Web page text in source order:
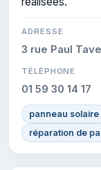
ADRESSE
3 rue Paul
TÉLÉPHONE
01 59 30 14 17
panneau solaire
réparation de